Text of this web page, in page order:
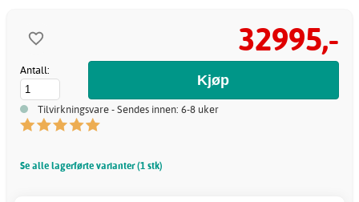
32995,-
Antall:
Tilvirkningsvare - Sendes innen: 6-8 uker
Se alle lagerførte varianter (1 stk)